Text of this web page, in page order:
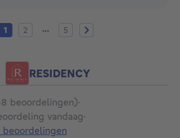
Huidige pagina
1 Pagina 2
2 ... Pagina 5
5 Volgende pagina
RESIDENCY
beoordelingen)·
vandaag·
beoordelingen